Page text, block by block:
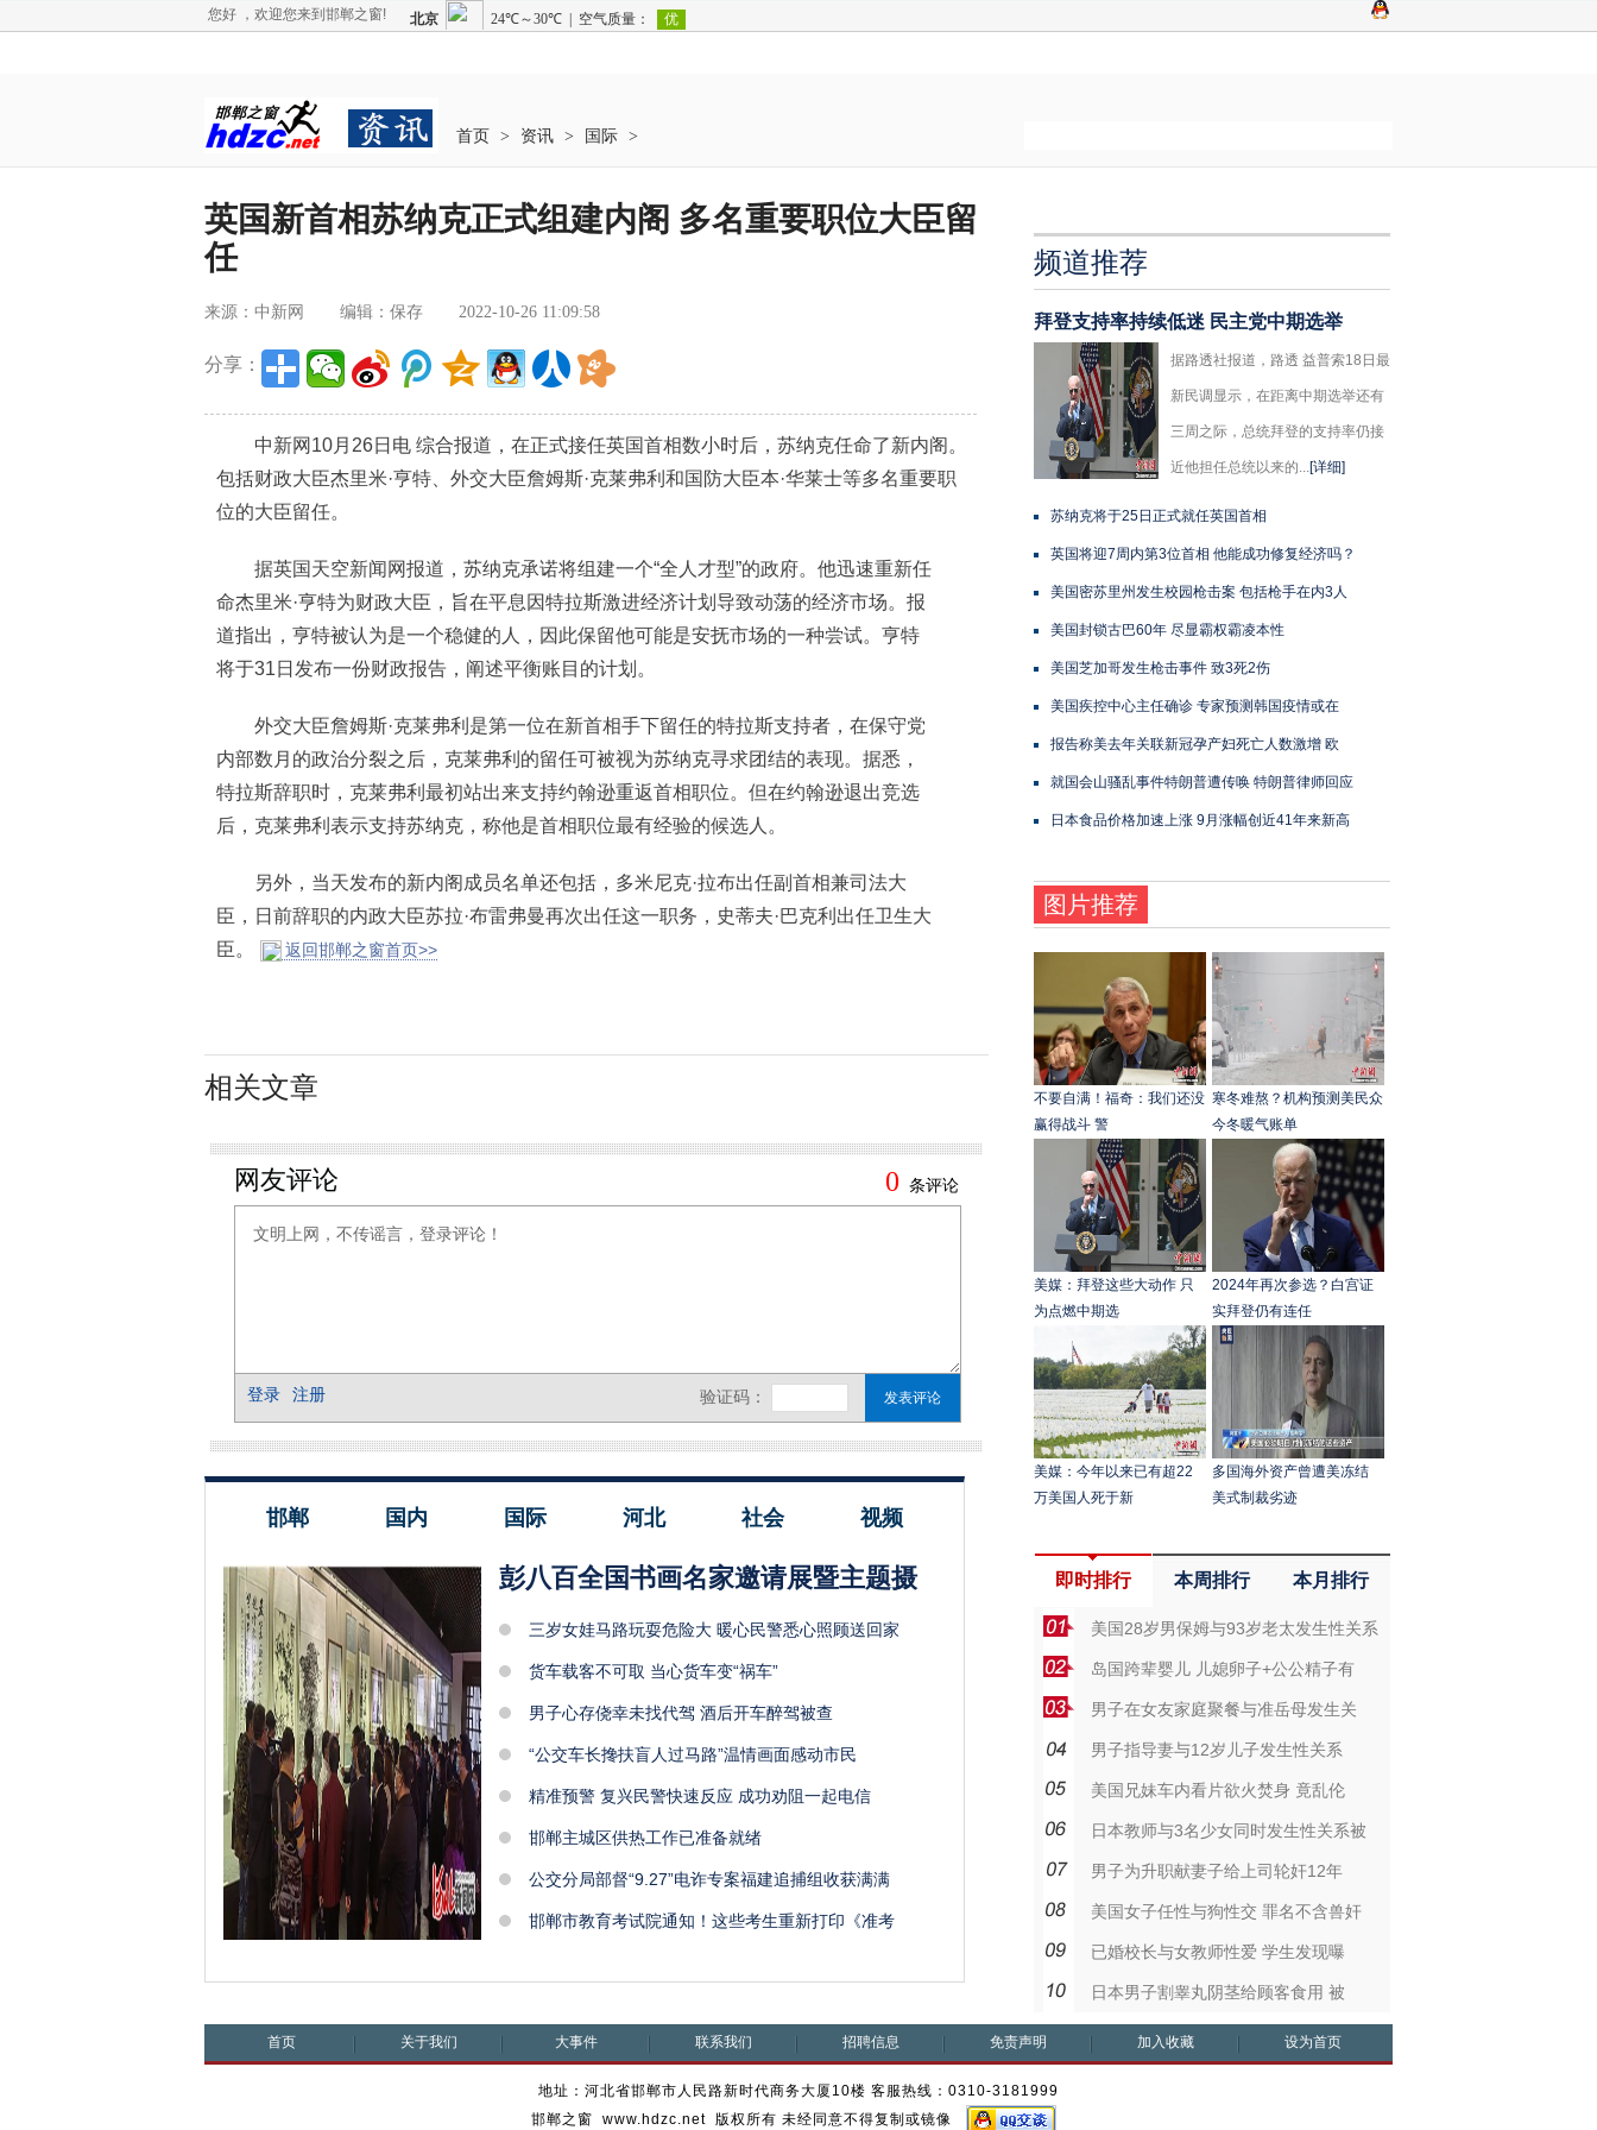
您好 ，欢迎您来到邯郸之窗!
首页 > 资讯 > 国际 >
英国新首相苏纳克正式组建内阁 多名重要职位大臣留
任
来源：中新网 编辑：保存 2022-10-26 11:09:58
分享：
中新网10月26日电 综合报道，在正式接任英国首相数小时后，苏纳克任命了新内阁。
包括财政大臣杰里米·亨特、外交大臣詹姆斯·克莱弗利和国防大臣本·华莱士等多名重要职
位的大臣留任。
据英国天空新闻网报道，苏纳克承诺将组建一个“全人才型”的政府。他迅速重新任
命杰里米·亨特为财政大臣，旨在平息因特拉斯激进经济计划导致动荡的经济市场。报
道指出，亨特被认为是一个稳健的人，因此保留他可能是安抚市场的一种尝试。亨特
将于31日发布一份财政报告，阐述平衡账目的计划。
外交大臣詹姆斯·克莱弗利是第一位在新首相手下留任的特拉斯支持者，在保守党
内部数月的政治分裂之后，克莱弗利的留任可被视为苏纳克寻求团结的表现。据悉，
特拉斯辞职时，克莱弗利最初站出来支持约翰逊重返首相职位。但在约翰逊退出竞选
后，克莱弗利表示支持苏纳克，称他是首相职位最有经验的候选人。
另外，当天发布的新内阁成员名单还包括，多米尼克·拉布出任副首相兼司法大
臣，日前辞职的内政大臣苏拉·布雷弗曼再次出任这一职务，史蒂夫·巴克利出任卫生大
臣。
返回邯郸之窗首页>>
相关文章
邯郸 国内 国际 河北 社会 视频
彭八百全国书画名家邀请展暨主题摄
三岁女娃马路玩耍危险大 暖心民警悉心照顾送回家
货车载客不可取 当心货车变“祸车”
男子心存侥幸未找代驾 酒后开车醉驾被查
“公交车长搀扶盲人过马路”温情画面感动市民
精准预警 复兴民警快速反应 成功劝阻一起电信
邯郸主城区供热工作已准备就绪
公交分局部督“9.27”电诈专案福建追捕组收获满满
邯郸市教育考试院通知！这些考生重新打印《准考
频道推荐
拜登支持率持续低迷 民主党中期选举
据路透社报道，路透 益普索18日最
新民调显示，在距离中期选举还有
三周之际，总统拜登的支持率仍接
近他担任总统以来的...[详细]
苏纳克将于25日正式就任英国首相
英国将迎7周内第3位首相 他能成功修复经济吗？
美国密苏里州发生校园枪击案 包括枪手在内3人
美国封锁古巴60年 尽显霸权霸凌本性
美国芝加哥发生枪击事件 致3死2伤
美国疾控中心主任确诊 专家预测韩国疫情或在
报告称美去年关联新冠孕产妇死亡人数激增 欧
就国会山骚乱事件特朗普遭传唤 特朗普律师回应
日本食品价格加速上涨 9月涨幅创近41年来新高
图片推荐
不要自满！福奇：我们还没
赢得战斗 警
寒冬难熬？机构预测美民众
今冬暖气账单
美媒：拜登这些大动作 只
为点燃中期选
2024年再次参选？白宫证
实拜登仍有连任
美媒：今年以来已有超22
万美国人死于新
多国海外资产曾遭美冻结
美式制裁劣迹
即时排行 本周排行 本月排行
美国28岁男保姆与93岁老太发生性关系
岛国跨辈婴儿 儿媳卵子+公公精子有
男子在女友家庭聚餐与准岳母发生关
男子指导妻与12岁儿子发生性关系
美国兄妹车内看片欲火焚身 竟乱伦
日本教师与3名少女同时发生性关系被
男子为升职献妻子给上司轮奸12年
美国女子任性与狗性交 罪名不含兽奸
已婚校长与女教师性爱 学生发现曝
日本男子割睾丸阴茎给顾客食用 被
首页 关于我们 大事件 联系我们 招聘信息 免责声明 加入收藏 设为首页
地址：河北省邯郸市人民路新时代商务大厦10楼 客服热线：0310-3181999
邯郸之窗 www.hdzc.net 版权所有 未经同意不得复制或镜像